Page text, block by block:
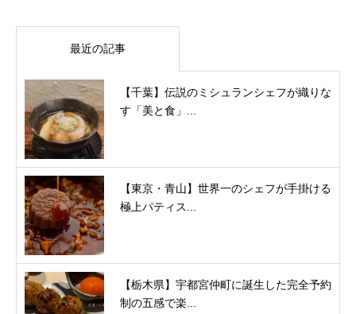
最近の記事
【千葉】伝説のミシュランシェフが織りな
す「美と食」...
【東京・青山】世界一のシェフが手掛ける
極上パティス...
【栃木県】宇都宮仲町に誕生した完全予約
制の五感で楽...